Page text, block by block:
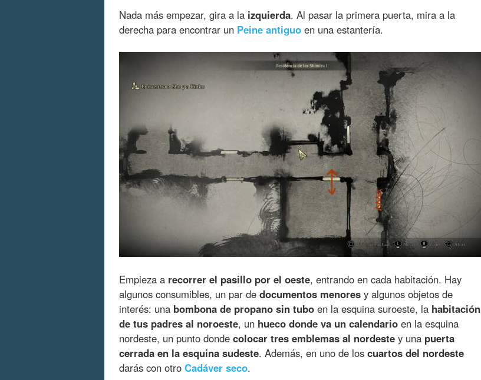
Nada más empezar, gira a la izquierda. Al pasar la primera puerta, mira a la
derecha para encontrar un Peine antiguo en una estantería.
Empieza a recorrer el pasillo por el oeste, entrando en cada habitación. Hay
algunos consumibles, un par de documentos menores y algunos objetos de
interés: una bombona de propano sin tubo en la esquina suroeste, la habitación
de tus padres al noroeste, un hueco donde va un calendario en la esquina
nordeste, un punto donde colocar tres emblemas al nordeste y una puerta
cerrada en la esquina sudeste. Además, en uno de los cuartos del nordeste
darás con otro Cadáver seco.